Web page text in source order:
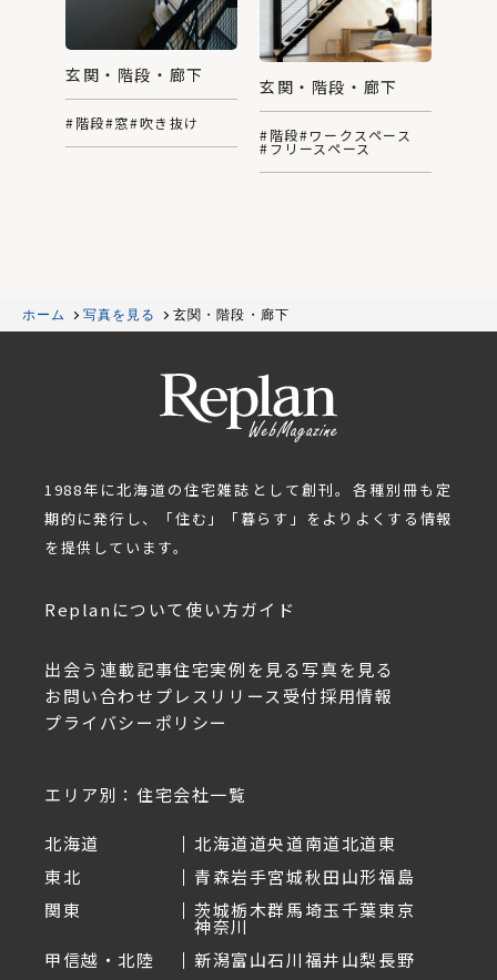
玄関・階段・廊下
#階段#窓#吹き抜け
玄関・階段・廊下
#階段#ワークスペース
#フリースペース
ホーム 写真を見る 玄関・階段・廊下
1988年に北海道の住宅雑誌として創刊。各種別冊も定
期的に発行し、「住む」「暮らす」をよりよくする情報
を提供しています。
Replanについて使い方ガイド
出会う 連載記事住宅実例を見る写真を見る
お問い合わせ プレスリリース受付採用情報
プライバシーポリシー
エリア別：住宅会社一覧
北海道 北海道道央道南道北道東
東北
青森岩手宮城秋田山形福島
関東
茨城栃木群馬埼玉千葉東京
神奈川
甲信越・北陸
新潟富山石川福井山梨長野